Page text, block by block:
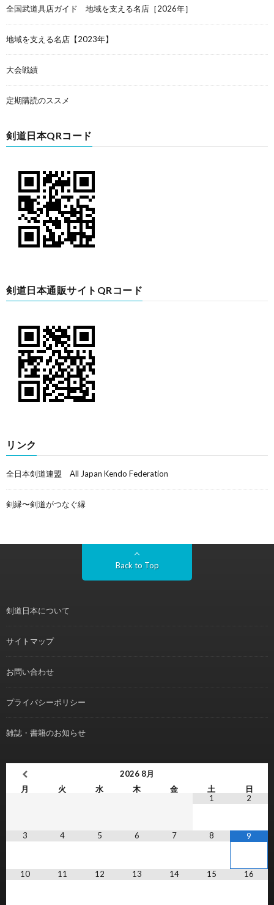
全国武道具店ガイド 地域を支える名店［2026年］
地域を支える名店【2023年】
大会戦績
定期購読のススメ
剣道日本QRコード
剣道日本通販サイトQRコード
リンク
全日本剣道連盟 All Japan Kendo Federation
剣縁〜剣道がつなぐ縁
Back to Top
剣道日本について
サイトマップ
お問い合わせ
プライバシーポリシー
雑誌・書籍のお知らせ
2026 8月
月
火 水 木 金 土
日
1
2
3 4 5 6 7 8 9
10 11 12 13 14 15 16